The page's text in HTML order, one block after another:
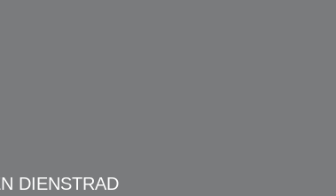
DIENSTRAD